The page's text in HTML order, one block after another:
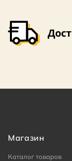
Магазин
Каталог товаров